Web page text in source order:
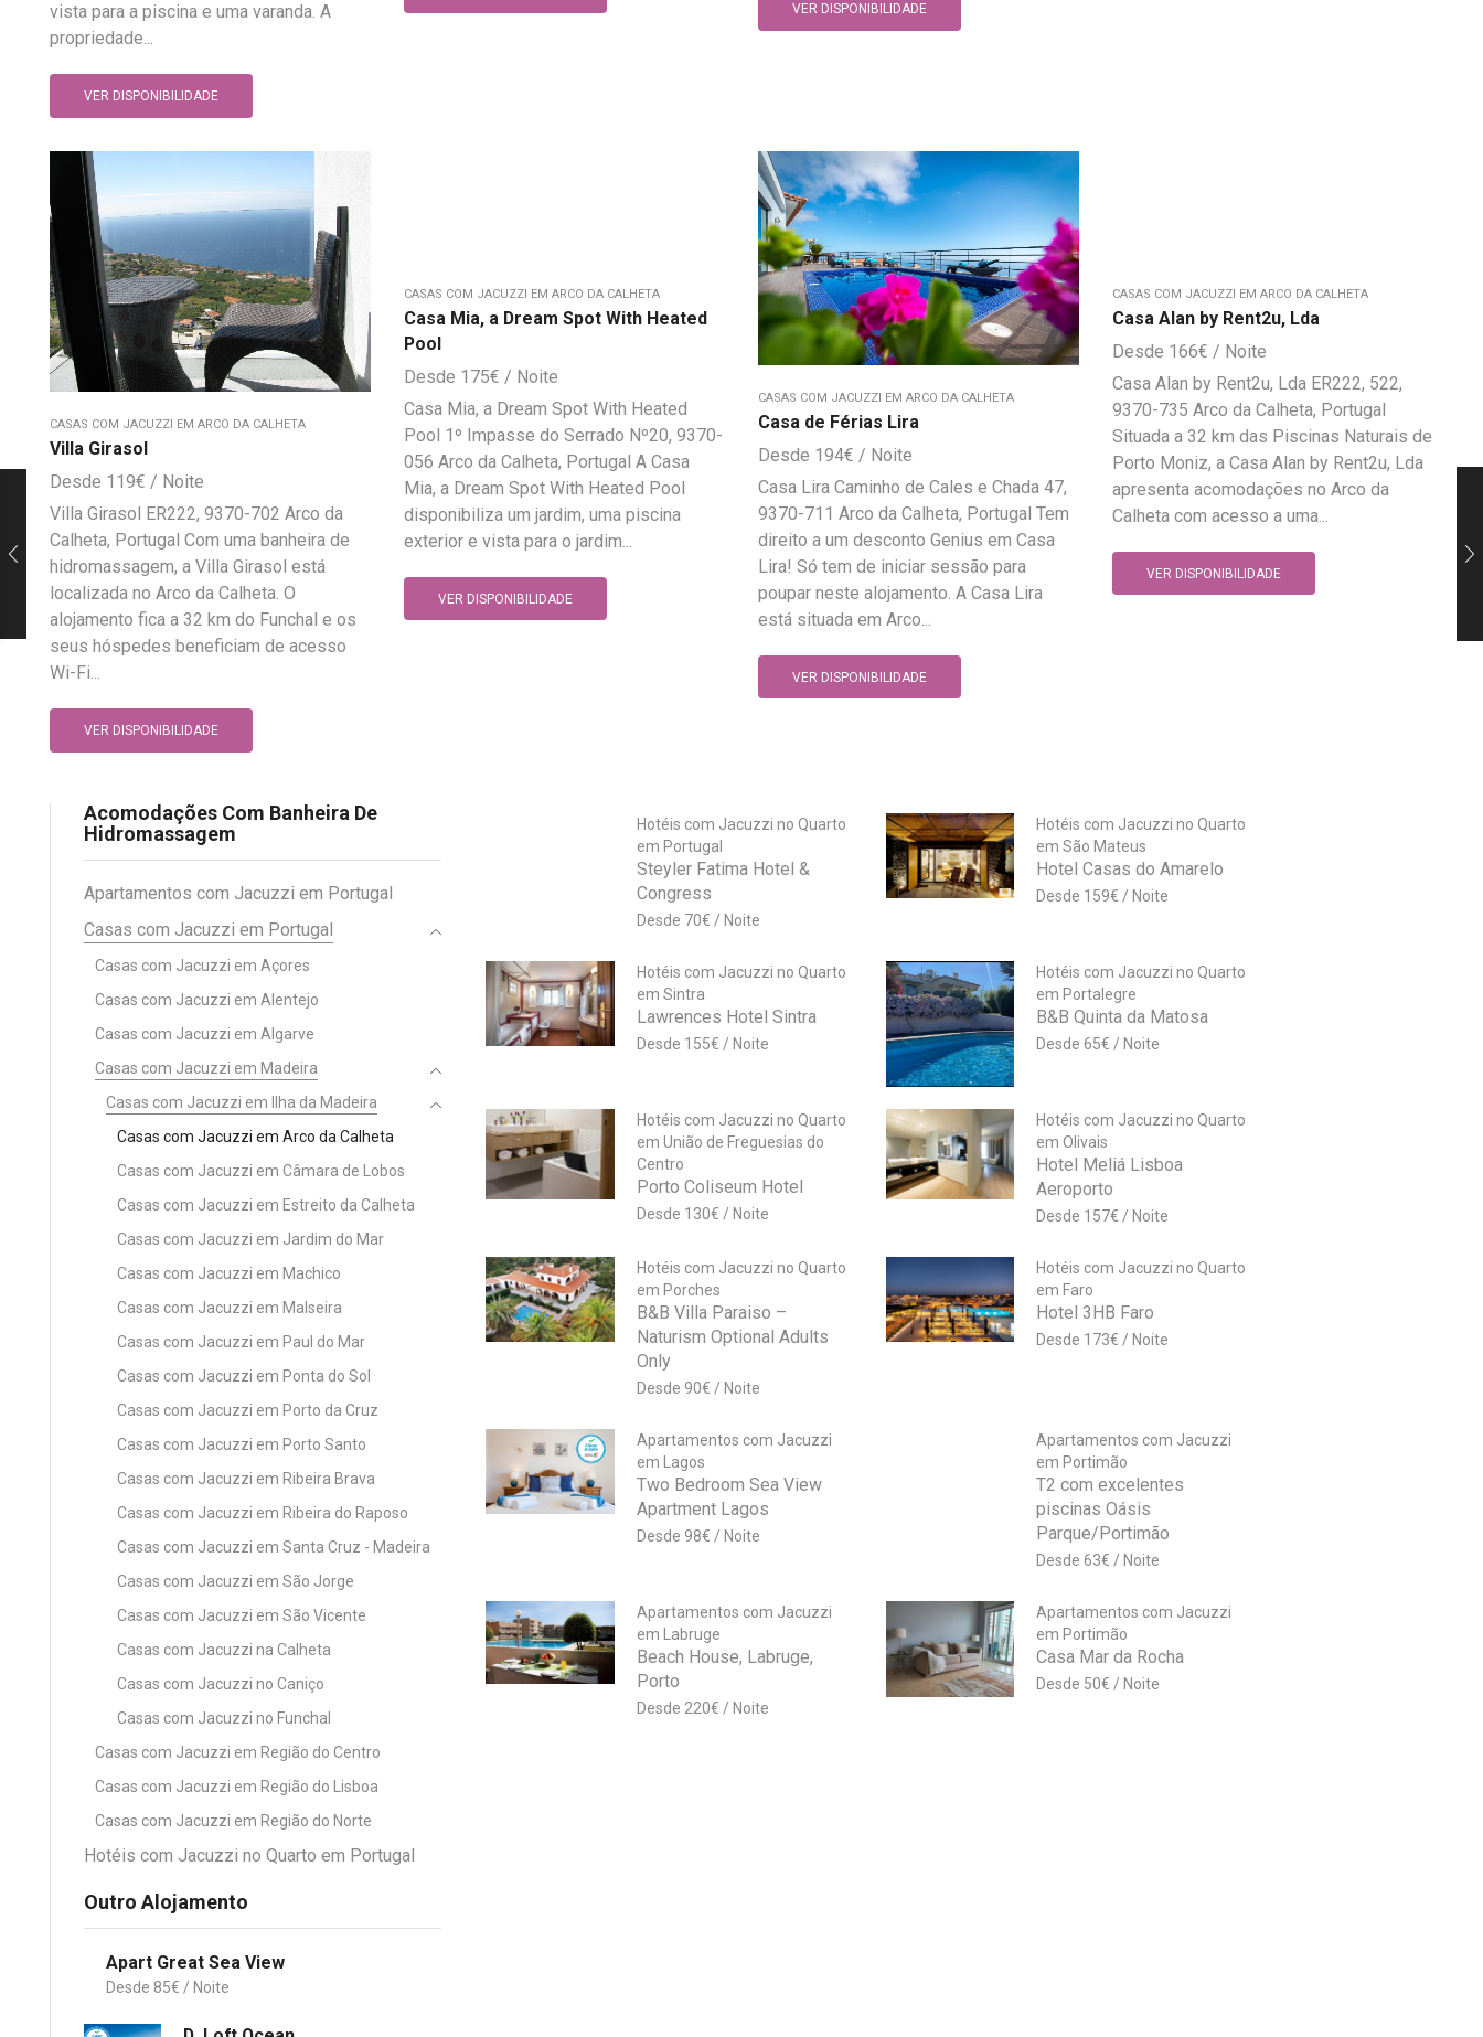
vista para a piscina e uma varanda. A
propriedade...
VER DISPONIBILIDADE
VER DISPONIBILIDADE
CASAS COM JACUZZI EM ARCO DA CALHETA
Villa Girasol
119€
Villa Girasol ER222, 9370-702 Arco da
Calheta, Portugal Com uma banheira de
hidromassagem, a Villa Girasol está
localizada no Arco da Calheta. O
alojamento fica a 32 km do Funchal e os
seus hóspedes beneficiam de acesso
Wi-Fi...
VER DISPONIBILIDADE
CASAS COM JACUZZI EM ARCO DA CALHETA
Casa Mia, a Dream Spot With Heated
Pool
175€
Casa Mia, a Dream Spot With Heated
Pool 1º Impasse do Serrado Nº20, 9370-
056 Arco da Calheta, Portugal A Casa
Mia, a Dream Spot With Heated Pool
disponibiliza um jardim, uma piscina
exterior e vista para o jardim...
VER DISPONIBILIDADE
CASAS COM JACUZZI EM ARCO DA CALHETA
Casa de Férias Lira
194€
Casa Lira Caminho de Cales e Chada 47,
9370-711 Arco da Calheta, Portugal Tem
direito a um desconto Genius em Casa
Lira! Só tem de iniciar sessão para
poupar neste alojamento. A Casa Lira
está situada em Arco...
VER DISPONIBILIDADE
CASAS COM JACUZZI EM ARCO DA CALHETA
Casa Alan by Rent2u, Lda
166€
Casa Alan by Rent2u, Lda ER222, 522,
9370-735 Arco da Calheta, Portugal
Situada a 32 km das Piscinas Naturais de
Porto Moniz, a Casa Alan by Rent2u, Lda
apresenta acomodações no Arco da
Calheta com acesso a uma...
VER DISPONIBILIDADE
Acomodações Com Banheira De
Hidromassagem
Apartamentos com Jacuzzi em Portugal
Casas com Jacuzzi em Portugal
Casas com Jacuzzi em Açores
Casas com Jacuzzi em Alentejo
Casas com Jacuzzi em Algarve
Casas com Jacuzzi em Madeira
Casas com Jacuzzi em Ilha da Madeira
Casas com Jacuzzi em Arco da Calheta
Casas com Jacuzzi em Câmara de Lobos
Casas com Jacuzzi em Estreito da Calheta
Casas com Jacuzzi em Jardim do Mar
Casas com Jacuzzi em Machico
Casas com Jacuzzi em Malseira
Casas com Jacuzzi em Paul do Mar
Casas com Jacuzzi em Ponta do Sol
Casas com Jacuzzi em Porto da Cruz
Casas com Jacuzzi em Porto Santo
Casas com Jacuzzi em Ribeira Brava
Casas com Jacuzzi em Ribeira do Raposo
Casas com Jacuzzi em Santa Cruz - Madeira
Casas com Jacuzzi em São Jorge
Casas com Jacuzzi em São Vicente
Casas com Jacuzzi na Calheta
Casas com Jacuzzi no Caniço
Casas com Jacuzzi no Funchal
Casas com Jacuzzi em Região do Centro
Casas com Jacuzzi em Região do Lisboa
Casas com Jacuzzi em Região do Norte
Hotéis com Jacuzzi no Quarto em Portugal
Outro Alojamento
Apart Great Sea View
85€
Hotéis com Jacuzzi no Quarto
em Portugal
Steyler Fatima Hotel &
Congress
70€
Hotéis com Jacuzzi no Quarto
em São Mateus
Hotel Casas do Amarelo
159€
Hotéis com Jacuzzi no Quarto
em Sintra
Lawrences Hotel Sintra
155€
Hotéis com Jacuzzi no Quarto
em Portalegre
B&B Quinta da Matosa
65€
Hotéis com Jacuzzi no Quarto
em União de Freguesias do
Centro
Porto Coliseum Hotel
130€
Hotéis com Jacuzzi no Quarto
em Olivais
Hotel Meliá Lisboa
Aeroporto
157€
Hotéis com Jacuzzi no Quarto
em Porches
B&B Villa Paraiso –
Naturism Optional Adults
Only
90€
Hotéis com Jacuzzi no Quarto
em Faro
Hotel 3HB Faro
173€
Apartamentos com Jacuzzi
em Lagos
Two Bedroom Sea View
Apartment Lagos
98€
Apartamentos com Jacuzzi
em Portimão
T2 com excelentes
piscinas Oásis
Parque/Portimão
63€
Apartamentos com Jacuzzi
em Labruge
Beach House, Labruge,
Porto
220€
Apartamentos com Jacuzzi
em Portimão
Casa Mar da Rocha
50€